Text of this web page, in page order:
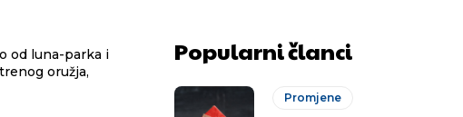
oružja,
Popularni članci
Promjene